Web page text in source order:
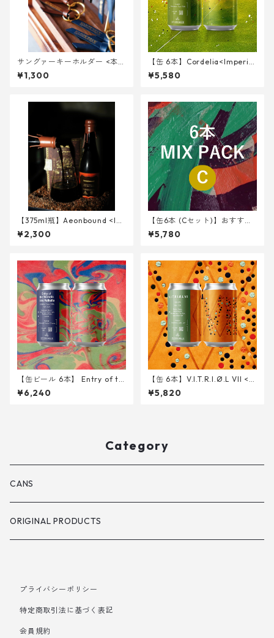
サングァーキーホルダー <本革
>
¥1,300
【缶 6本】Cordelia<Imperial
Gose w/ Watermelon, Cucu
mber, Lychee> 340ml
¥5,580
【375ml瓶】Aeonbound <Im
perial Stout w/ Cacao husk,
KOKUTO>
¥2,300
【缶6本 (Cセット)】おすすめ
② 3種 <NHG,VIT7,BWM>
¥5,780
【缶ビール 6本】 Entry of th
e Wizards into Valhalla <DD
H Oat Cream DIPA> 340ml
¥6,240
【缶 6本】V.I.T.R.I.Ø.L VII <D
DH IPA> 340ml
¥5,820
Category
CANS
ORIGINAL PRODUCTS
プライバシーポリシー
特定商取引法に基づく表記
会員規約